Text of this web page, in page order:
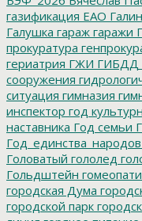
газификация ЕАО
Галушка гараж гаражи
прокуратура
гериатрия ГЖИ ГИБДД
сооружения
ситуация гимназия
инспектор год
наставника Год семьи
Головатый гололед
Гольдштейн
городская Дума
городской парк